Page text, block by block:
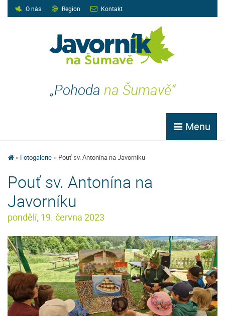
O nás Region Kontakt
„Pohoda na Šumavě“
Menu
Fotogalerie Pouť sv. Antonína na Javorníku
Pouť sv. Antonína na
Javorníku
pondělí, 19. června 2023